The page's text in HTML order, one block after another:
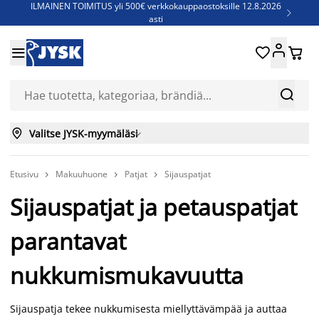
ILMAINEN TOIMITUS yli 500€ verkkokauppaostoksille 12.8.2026
asti

Jenkkisänkyjä - Säästä jopa 60%


 
 Valitse JYSK-myymäläsi
Etusivu  Makuuhuone  Patjat  Sijauspatjat
Sijauspatjat ja petauspatjat
parantavat
nukkumismukavuutta
Sijauspatja tekee nukkumisesta miellyttävämpää ja auttaa